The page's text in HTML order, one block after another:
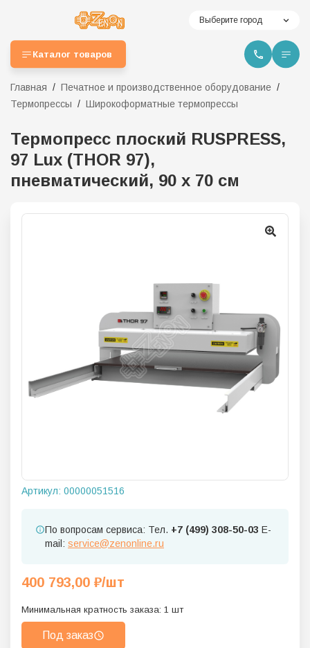
Выберите город
Каталог товаров
Главная
Печатное и производственное оборудование
Термопрессы
Широкоформатные термопрессы
Термопресс плоский RUSPRESS,
97 Lux (THOR 97),
пневматический, 90 х 70 см
Артикул: 00000051516
По вопросам сервиса: Тел. +7 (499) 308-50-03 E-
mail: service@zenonline.ru
400 793,00 ₽/шт
Минимальная кратность заказа: 1 шт
Под заказ